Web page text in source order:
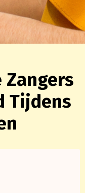
Zangers
Tijdens